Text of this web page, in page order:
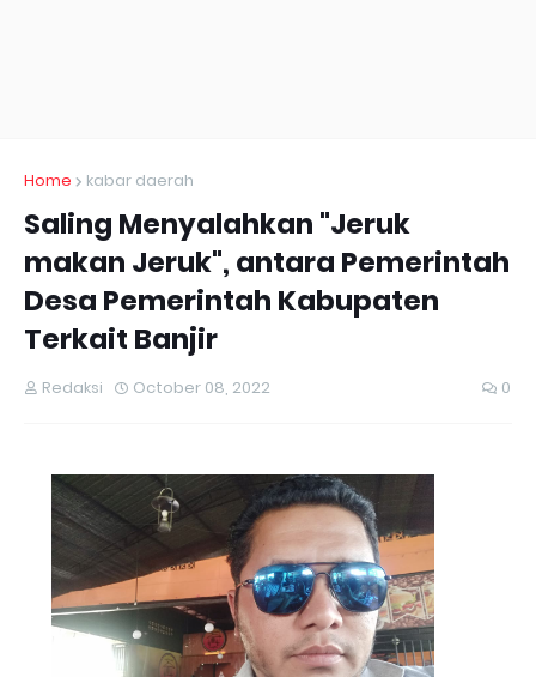
Home kabar daerah
Saling Menyalahkan "Jeruk
makan Jeruk", antara Pemerintah
Desa Pemerintah Kabupaten
Terkait Banjir
Redaksi October 08, 2022 0